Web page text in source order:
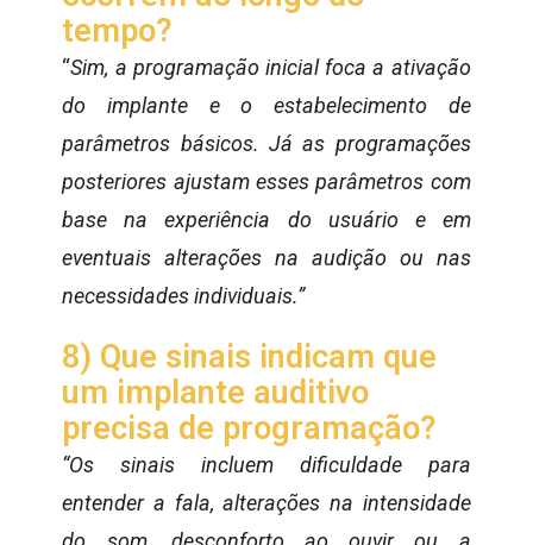
tempo?
“Sim, a programação inicial foca a ativação
do implante e o estabelecimento de
parâmetros básicos. Já as programações
posteriores ajustam esses parâmetros com
base na experiência do usuário e em
eventuais alterações na audição ou nas
necessidades individuais.”
8) Que sinais indicam que
um implante auditivo
precisa de programação?
“Os sinais incluem dificuldade para
entender a fala, alterações na intensidade